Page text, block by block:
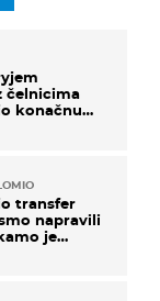
čelnicima
konačnu
transfer
napravili
je